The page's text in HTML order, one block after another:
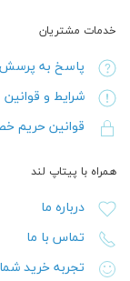
خدمات مشتریان
پاسخ به
شرایط و قوانین
قوانین حریم
همراه با پیتاپ لند
درباره ما
تماس با ما
تجربه خرید شما